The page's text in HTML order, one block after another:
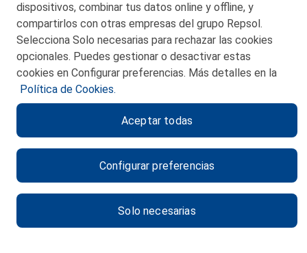
CONTACTO
MAPA WEB
POLITICA DE PRIVACIDAD
POLITICA DE COOKIES
CANAL DE ÉTICA
dispositivos, combinar tus datos online y offline, y
compartirlos con otras empresas del grupo Repsol.
Selecciona Solo necesarias para rechazar las cookies
opcionales. Puedes gestionar o desactivar estas
cookies en Configurar preferencias. Más detalles en la
Política de Cookies.
Configurar preferencias
Solo necesarias
Aceptar todas